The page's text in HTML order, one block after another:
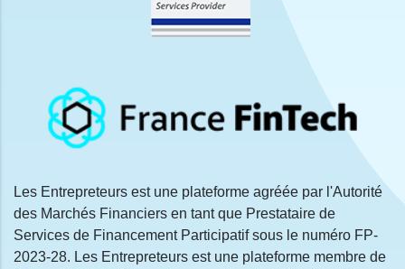
Les Entrepreteurs est une plateforme agréée par l'Autorité
des Marchés Financiers en tant que Prestataire de
Services de Financement Participatif sous le numéro FP-
2023-28. Les Entrepreteurs est une plateforme membre de